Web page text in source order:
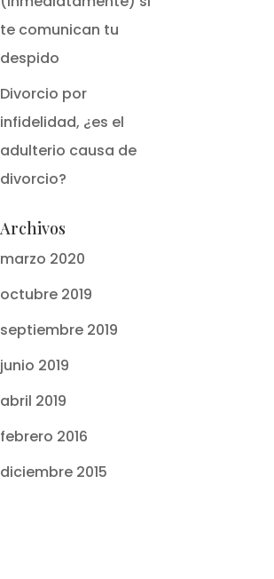
te comunican tu
despido
Divorcio por
infidelidad, ¿es el
adulterio causa de
divorcio?
Archivos
marzo 2020
octubre 2019
septiembre 2019
junio 2019
abril 2019
febrero 2016
diciembre 2015